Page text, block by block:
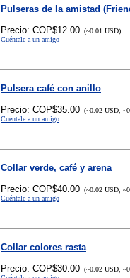
Pulseras de la amistad
Precio: COP$12.00 (~0.01 USD)
Cuéntale a un amigo
Pulsera café con anillo
Precio: COP$35.00 (~0.02 USD,
Cuéntale a un amigo
Collar verde, café y arena
Precio: COP$40.00 (~0.02 USD,
Cuéntale a un amigo
Collar colores rasta
Precio: COP$30.00 (~0.02 USD,